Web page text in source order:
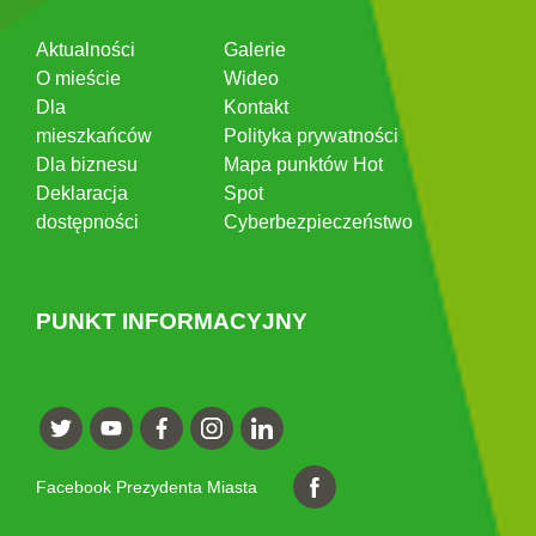
Aktualności
O mieście
Dla
mieszkańców
Dla biznesu
Deklaracja
dostępności
Galerie
Wideo
Kontakt
Polityka prywatności
Mapa punktów Hot
Spot
Cyberbezpieczeństwo
PUNKT INFORMACYJNY
Facebook Prezydenta Miasta